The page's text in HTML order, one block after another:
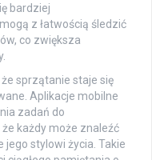
bardziej
z łatwością śledzić
co zwiększa
sprzątanie staje się
Aplikacje mobilne
zadań do
każdy może znaleźć
stylowi życia. Takie